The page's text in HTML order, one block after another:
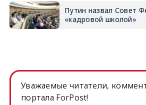
Путин назвал Совет
«кадровой школой»
Уважаемые читатели,
портала ForPost!